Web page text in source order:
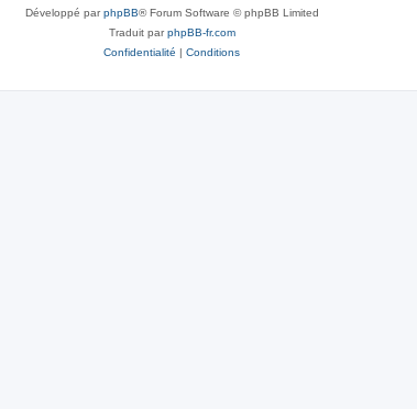
Développé parphpBB® Forum Software © phpBB Limited
Traduit parphpBB-fr.com
Confidentialité | Conditions